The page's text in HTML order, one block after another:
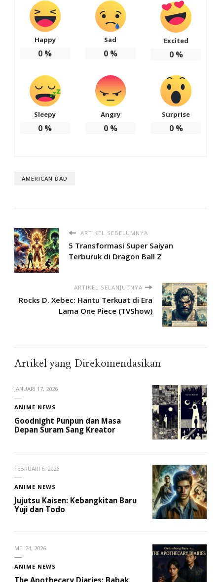
Happy
0 %
Sad
0%
Excited
0%
Sleepy
0 %
Angry
0%
Surprise
0%
AMERICAN DAD
ARTIKEL SEBELUMNYA
5 Transformasi Super Saiyan
Terburuk di Dragon Ball Z
ARTIKEL SELANJUTNYA
Rocks D. Xebec: Hantu Terkuat di Era
Lama One Piece (TVShow)
Artikel yang Direkomendasikan
JANUARI 17, 2026
ANIME NEWS
Goodnight Punpun dan Masa
Depan Suram Sang Kreator
FEBRUARI 6, 2026
ANIME NEWS
Jujutsu Kaisen: Kebangkitan Baru
Yuji dan Todo
MEI 24, 2026
ANIME NEWS
The Apothecary Diaries: Babak